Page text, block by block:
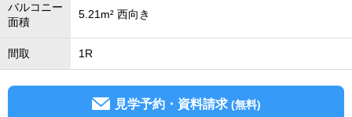
バルコニー
面積
5.21m² 西向き
間取 1R
見学予約・資料請求 (無料)